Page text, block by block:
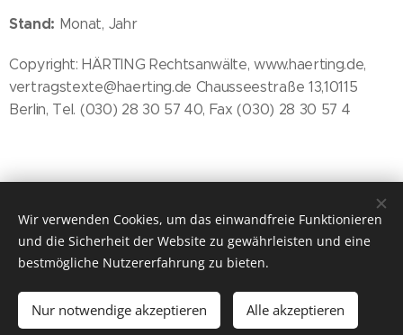
Stand: Monat, Jahr
Copyright: HÄRTING Rechtsanwälte, www.haerting.de,
vertragstexte@haerting.de Chausseestraße 13,10115
Berlin, Tel. (030) 28 30 57 40, Fax (030) 28 30 57 4
© 2023Energocell® Kft.
4031 Debrecen, Köntösgát sor 1-3.
Cookies
Sprachen
Magyar
English Română Deutsch
Wir verwenden Cookies, um das einwandfreie Funktionieren
und die Sicherheit der Website zu gewährleisten und eine
bestmögliche Nutzererfahrung zu bieten.
Nur notwendige akzeptieren Alle akzeptieren